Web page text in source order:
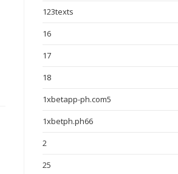
123texts
16
17
18
1xbetapp-ph.com5
1xbetph.ph66
2
25